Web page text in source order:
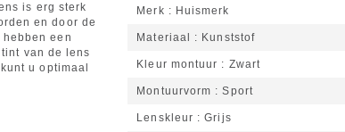
is erg sterk
en door de
een
van de lens
u optimaal
Merk Huismerk
Materiaal Kunststof
Kleur montuur Zwart
Montuurvorm Sport
Lenskleur Grijs